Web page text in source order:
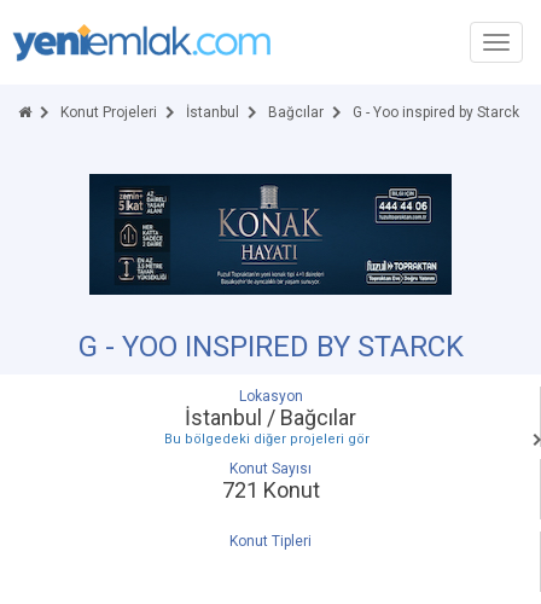
Konut Projeleri İstanbul Bağcılar G - Yoo inspired by Starck
G - YOO INSPIRED BY STARCK
Lokasyon
İstanbul / Bağcılar
Bu bölgedeki diğer projeleri gör
Konut Sayısı
721 Konut
Konut Tipleri